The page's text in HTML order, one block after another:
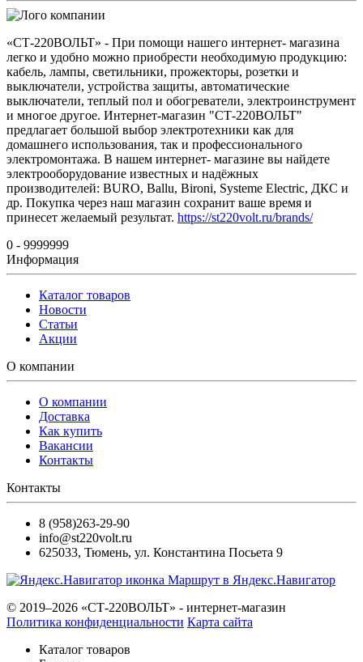
«СТ-220ВОЛЬТ» - При помощи нашего интернет- магазина
легко и удобно можно приобрести необходимую продукцию:
кабель, лампы, светильники, прожекторы, розетки и
выключатели, устройства защиты, автоматические
выключатели, теплый пол и обогреватели, электроинструмент
и многое другое. Интернет-магазин "СТ-220ВОЛЬТ"
предлагает большой выбор электротехники как для
домашнего использования, так и профессионального
электромонтажа. В нашем интернет- магазине вы найдете
электрооборудование известных и надёжных
производителей: BURO, Ballu, Bironi, Systeme Electric, ДКС и
др. Покупка через наш магазин сохранит ваше время и
принесет желаемый результат. https://st220volt.ru/brands/
0 - 9999999
Информация
Каталог товаров
Новости
Статьи
Акции
О компании
О компании
Доставка
Как купить
Вакансии
Контакты
Контакты
8 (958)263-29-90
info@st220volt.ru
625033, Тюмень, ул. Константина Посьета 9
Маршрут в Яндекс.Навигатор
© 2019–2026 «СТ-220ВОЛЬТ» - интернет-магазин
Политика конфиденциальности Карта сайта
Каталог товаров